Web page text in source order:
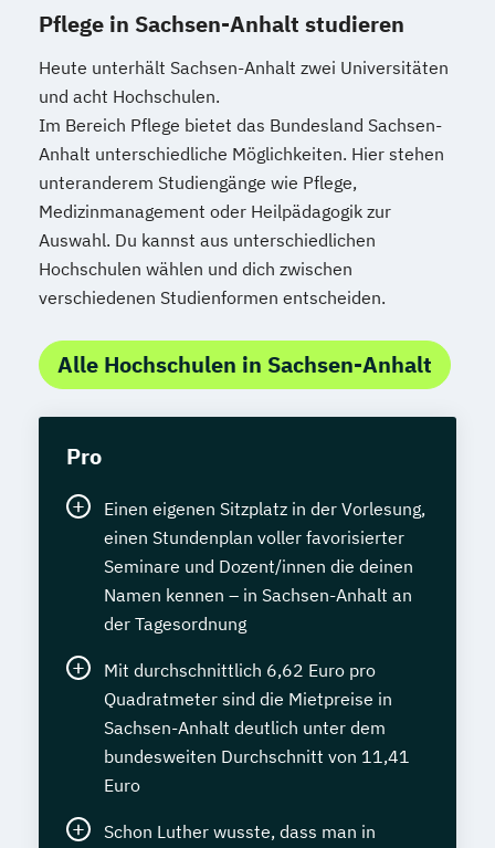
Pflege in Sachsen-Anhalt studieren
Heute unterhält Sachsen-Anhalt zwei Universitäten
und acht Hochschulen.
Im Bereich Pflege bietet das Bundesland Sachsen-
Anhalt unterschiedliche Möglichkeiten. Hier stehen
unteranderem Studiengänge wie Pflege,
Medizinmanagement oder Heilpädagogik zur
Auswahl. Du kannst aus unterschiedlichen
Hochschulen wählen und dich zwischen
verschiedenen Studienformen entscheiden.
Alle Hochschulen in Sachsen-Anhalt
Pro
Einen eigenen Sitzplatz in der Vorlesung,
einen Stundenplan voller favorisierter
Seminare und Dozent/innen die deinen
Namen kennen – in Sachsen-Anhalt an
der Tagesordnung
Mit durchschnittlich 6,62 Euro pro
Quadratmeter sind die Mietpreise in
Sachsen-Anhalt deutlich unter dem
bundesweiten Durchschnitt von 11,41
Euro
Schon Luther wusste, dass man in